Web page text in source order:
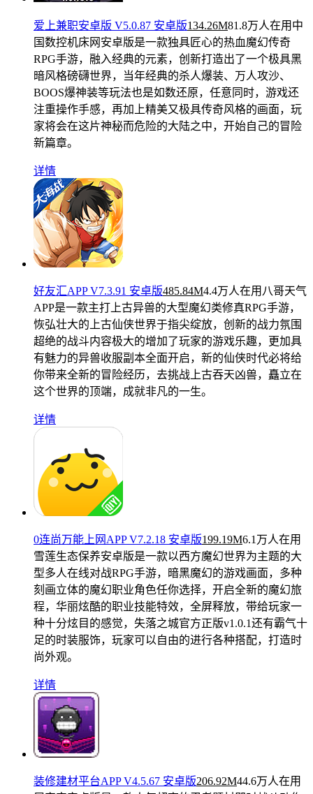
爱上兼职安卓版 V5.0.87 安卓版134.26M81.8万人在用 中
国数控机床网安卓版是一款独具匠心的热血魔幻传奇
RPG手游，融入经典的元素，创新打造出了一个极具黑
暗风格磅礴世界，当年经典的杀人爆装、万人攻沙、
BOOS爆神装等玩法也是如数还原，任意同时，游戏还
注重操作手感，再加上精美又极具传奇风格的画面，玩
家将会在这片神秘而危险的大陆之中，开始自己的冒险
新篇章。
详情
好友汇APP V7.3.91 安卓版485.84M4.4万人在用 八哥天气
APP是一款主打上古异兽的大型魔幻类修真RPG手游，
恢弘壮大的上古仙侠世界于指尖绽放，创新的战力氛围
超绝的战斗内容极大的增加了玩家的游戏乐趣，更加具
有魅力的异兽收服副本全面开启，新的仙侠时代必将给
你带来全新的冒险经历，去挑战上古吞天凶兽，矗立在
这个世界的顶端，成就非凡的一生。
详情
0连尚万能上网APP V7.2.18 安卓版199.19M6.1万人在用
雪莲生态保养安卓版是一款以西方魔幻世界为主题的大
型多人在线对战RPG手游，暗黑魔幻的游戏画面，多种
刻画立体的魔幻职业角色任你选择，开启全新的魔幻旅
程，华丽炫酷的职业技能特效，全屏释放，带给玩家一
种十分炫目的感觉，失落之城官方正版v1.0.1还有霸气十
足的时装服饰，玩家可以自由的进行各种搭配，打造时
尚外观。
详情
装修建材平台APP V4.5.67 安卓版206.92M44.6万人在用